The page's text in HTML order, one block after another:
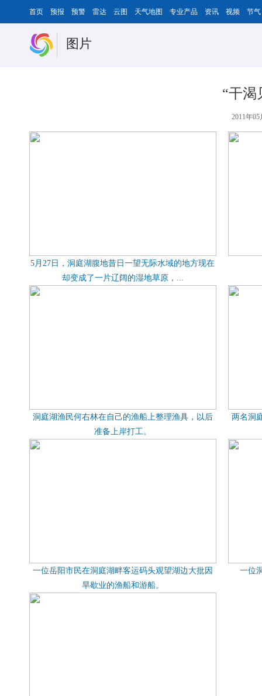
首页 预报 预警 雷达 云图 天气地图 专业产品 资讯 视频 节气
图片
“干渴
2011年05
5月27日，洞庭湖腹地昔日一望无际水域的地方现在
却变成了一片辽阔的湿地草原，...
洞庭湖渔民何右林在自己的渔船上整理渔具，以后
准备上岸打工。
两名洞
一位岳阳市民在洞庭湖畔客运码头观望湖边大批因
旱歇业的渔船和游船。
一位